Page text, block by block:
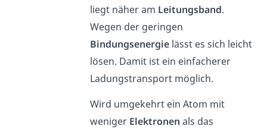
liegt näher am Leitungsband.
Wegen der geringen
Bindungsenergielässt es sich leicht
lösen. Damit ist ein einfacherer
Ladungstransport möglich.
Wird umgekehrt ein Atom mit
weniger Elektronen als das